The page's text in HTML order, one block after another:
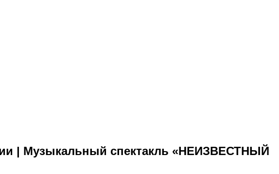
| Музыкальный спектакль «НЕИЗВЕСТНЫЙ